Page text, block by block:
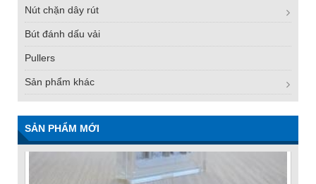
Nút chặn dây rút
Bút đánh dấu vải
Pullers
Sản phẩm khác
SẢN PHẨM MỚI